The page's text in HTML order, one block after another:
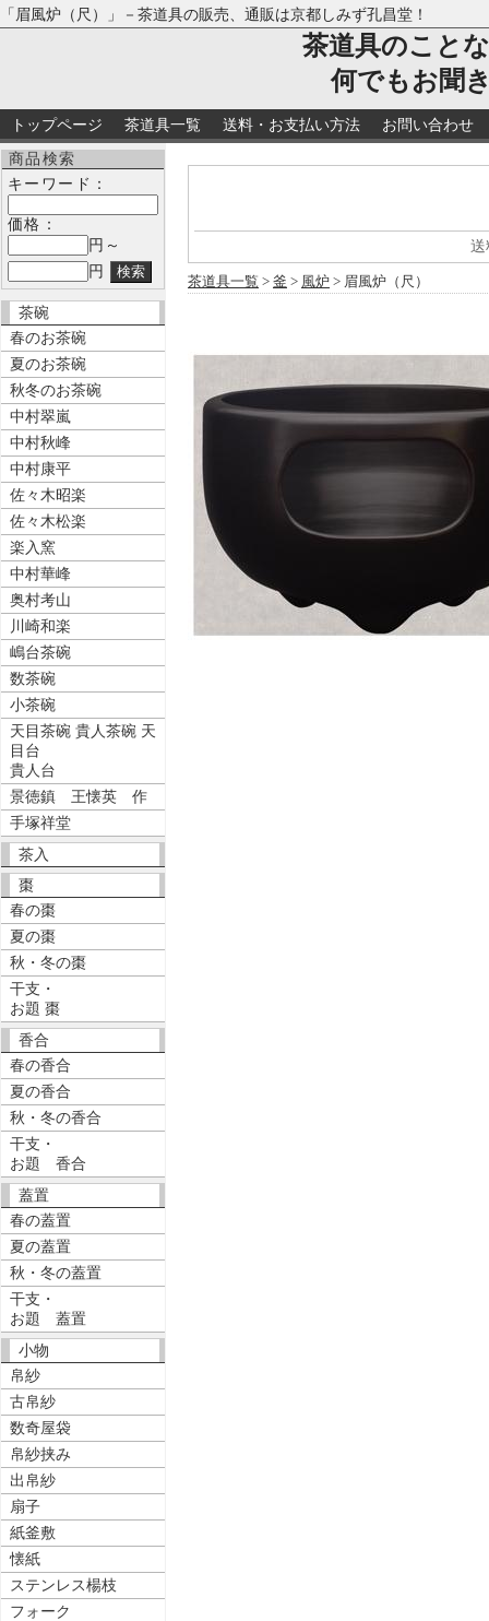
「眉風炉（尺）」－茶道具の販売、通販は京都しみず孔昌堂！
茶道具のこと
何でもお聞
トップページ 茶道具一覧 送料・お支払い方法 お問い合わせ
商品検索
キーワード：
価格：
円～
円
茶碗
春のお茶碗
夏のお茶碗
秋冬のお茶碗
中村翠嵐
中村秋峰
中村康平
佐々木昭楽
佐々木松楽
楽入窯
中村華峰
奥村考山
川崎和楽
嶋台茶碗
数茶碗
小茶碗
天目茶碗 貴人茶碗 天
目台
貴人台
景徳鎮 王懐英 作
手塚祥堂
茶入
棗
春の棗
夏の棗
秋・冬の棗
干支・
お題 棗
香合
春の香合
夏の香合
秋・冬の香合
干支・
お題 香合
蓋置
春の蓋置
夏の蓋置
秋・冬の蓋置
干支・
お題 蓋置
小物
帛紗
古帛紗
数奇屋袋
帛紗挟み
出帛紗
扇子
紙釜敷
懐紙
ステンレス楊枝
フォーク
送
茶道具一覧 > 釜 > 風炉 > 眉風炉（尺）